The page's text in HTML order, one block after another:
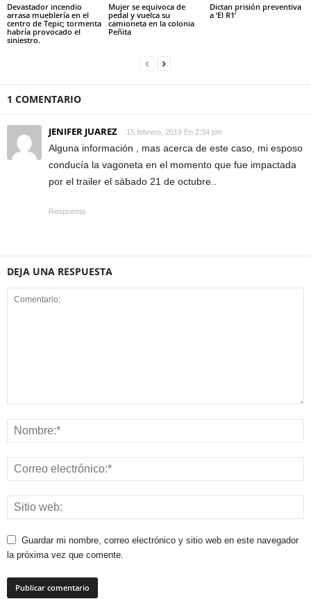
Devastador incendio
arrasa mueblería en el
centro de Tepic; tormenta
habría provocado el
siniestro.
Mujer se equivoca de
pedal y vuelca su
camioneta en la colonia
Peñita
Dictan prisión preventiva
a ‘El R1’
1 COMENTARIO
JENIFER JUAREZ 15 febrero, 2019 En 2:34 pm
Alguna información , mas acerca de este caso, mi esposo
conducía la vagoneta en el momento que fue impactada
por el trailer el sábado 21 de octubre..
Respuesta
DEJA UNA RESPUESTA
Guardar mi nombre, correo electrónico y sitio web en este navegador
la próxima vez que comente.